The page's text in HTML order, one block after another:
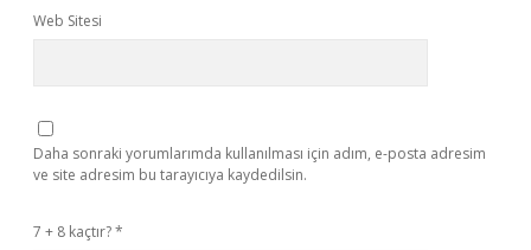
Web Sitesi
Daha sonraki yorumlarımda kullanılması için adım, e-posta adresim
ve site adresim bu tarayıcıya kaydedilsin.
7 + 8 kaçtır?*